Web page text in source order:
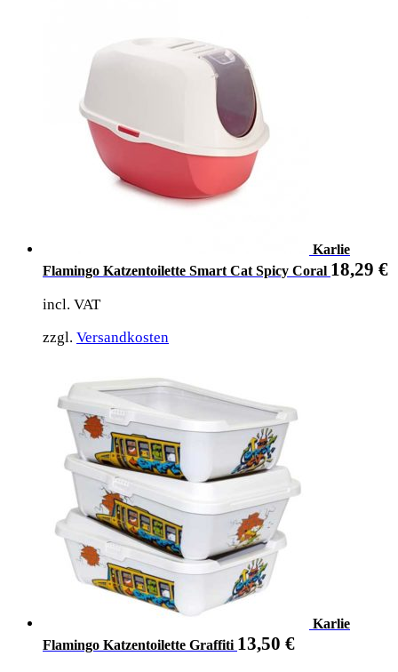
Karlie
Flamingo Katzentoilette Smart Cat Spicy Coral 18,29 €
incl. VAT
zzgl. Versandkosten
Karlie
Flamingo Katzentoilette Graffiti 13,50 €